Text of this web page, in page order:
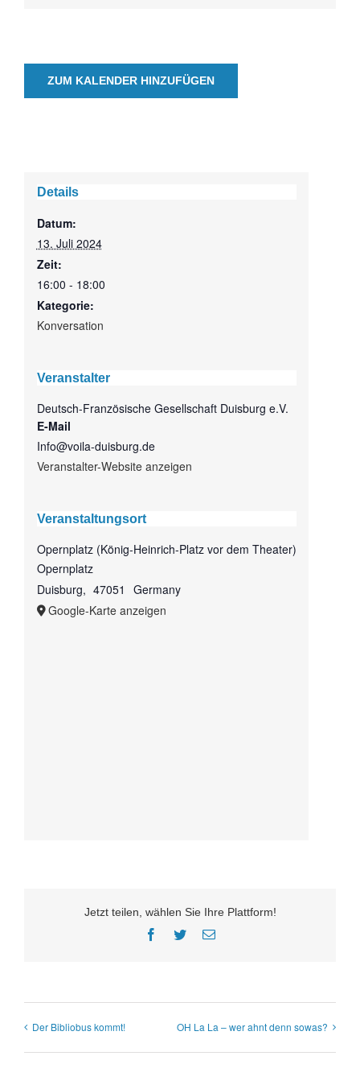
ZUM KALENDER HINZUFÜGEN
Details
Datum:
13. Juli 2024
Zeit:
16:00 - 18:00
Kategorie:
Konversation
Veranstalter
Deutsch-Französische Gesellschaft Duisburg e.V.
E-Mail
Info@voila-duisburg.de
Veranstalter-Website anzeigen
Veranstaltungsort
Opernplatz (König-Heinrich-Platz vor dem Theater)
Opernplatz
Duisburg, 47051
Germany
Google-Karte anzeigen
Jetzt teilen, wählen Sie Ihre Plattform!
Facebook
TwitterE-
Der Bibliobus kommt! OH La La – wer ahnt denn sowas?